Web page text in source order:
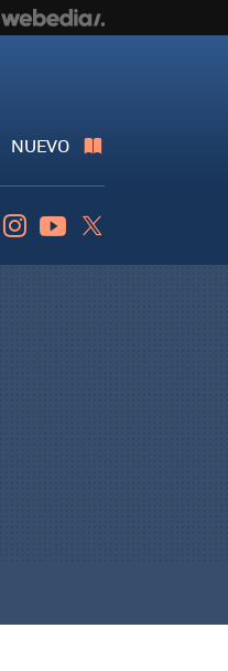
NUEVO
FlipboardInstagramYoutube